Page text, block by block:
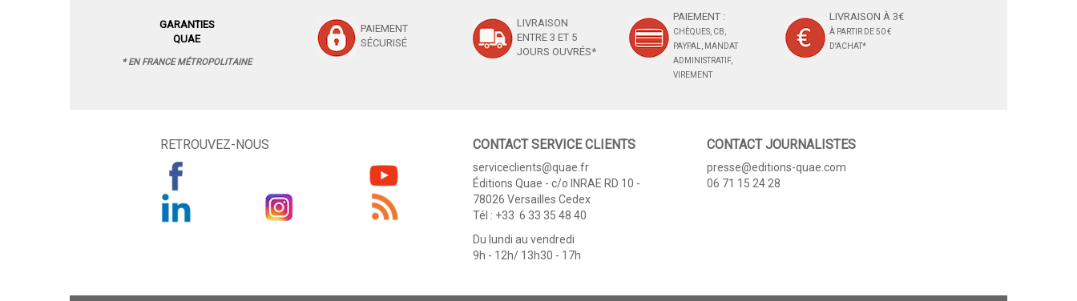
GARANTIES
QUAE
* EN FRANCE MÉTROPOLITAINE
PAIEMENT
SÉCURISÉ
LIVRAISON
ENTRE 3 ET 5
JOURS OUVRÉS*
PAIEMENT :
CHÈQUES, CB,
PAYPAL, MANDAT
ADMINISTRATIF,
VIREMENT
LIVRAISON À 3€
À PARTIR DE 50 €
D'ACHAT*
RETROUVEZ-NOUS CONTACT SERVICE CLIENTS
serviceclients@quae.fr
Éditions Quae - c/o INRAE RD 10 -
78026 Versailles Cedex
Tél : +33 6 33 35 48 40
Du lundi au vendredi
9h - 12h/ 13h30 - 17h
CONTACT JOURNALISTES
presse@editions-quae.com
06 71 15 24 28